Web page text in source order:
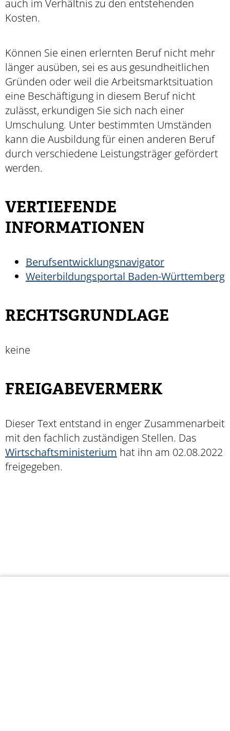
auch im Verhältnis zu den entstehenden
Kosten.
Können Sie einen erlernten Beruf nicht mehr
länger ausüben, sei es aus gesundheitlichen
Gründen oder weil die Arbeitsmarktsituation
eine Beschäftigung in diesem Beruf nicht
zulässt, erkundigen Sie sich nach einer
Umschulung. Unter bestimmten Umständen
kann die Ausbildung für einen anderen Beruf
durch verschiedene Leistungsträger gefördert
werden.
VERTIEFENDE
INFORMATIONEN
Berufsentwicklungsnavigator
Weiterbildungsportal Baden-Württemberg
RECHTSGRUNDLAGE
keine
FREIGABEVERMERK
Dieser Text entstand in enger Zusammenarbeit
mit den fachlich zuständigen Stellen. Das
Wirtschaftsministerium hat ihn am 02.08.2022
freigegeben.